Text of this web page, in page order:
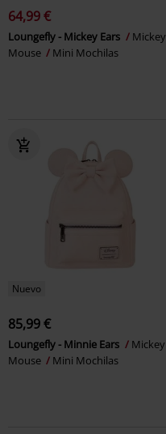
64,99 €
Loungefly - Mickey Ears
Mickey
Mouse
Mini Mochilas
Nuevo
85,99 €
Loungefly - Minnie Ears
Mickey
Mouse
Mini Mochilas